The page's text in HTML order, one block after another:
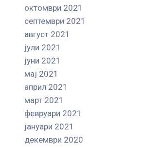
октомври 2021
септември 2021
август 2021
јули 2021
јуни 2021
мај 2021
април 2021
март 2021
февруари 2021
јануари 2021
декември 2020